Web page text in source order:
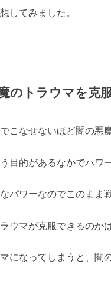
してみました。
のトラウマを克
こなせないほど闇の悪
目的があるなかでパワ
パワーなのでこのまま
ウマが克服できるのか
になってしまうと、闇